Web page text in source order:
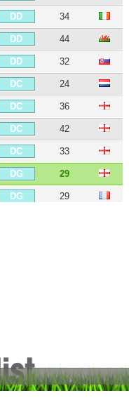
DD 34
DD 44
DD 32
DC 24
DC 36
DC 42
DC 33
DG 29
DG 29
MOC 40